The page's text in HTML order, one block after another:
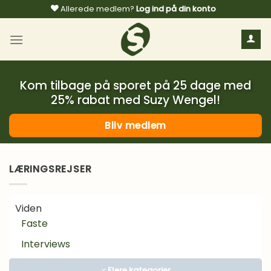
til
indhold
Allerede medlem? Log ind på din konto
Kom tilbage på sporet på 25 dage med
25% rabat med Suzy Wengel!
Bliv medlem
LÆRINGSREJSER
Viden
Faste
Interviews